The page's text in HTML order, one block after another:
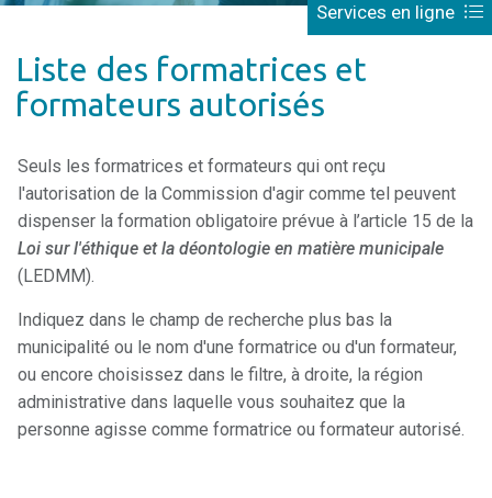
Services en ligne
Liste des formatrices et
formateurs autorisés
Seuls les formatrices et formateurs qui ont reçu
l'autorisation de la Commission d'agir comme tel peuvent
dispenser la formation obligatoire prévue à l’article 15 de la
Loi sur l'éthique et la déontologie en matière municipale
(LEDMM).
Indiquez dans le champ de recherche plus bas la
municipalité ou le nom d'une formatrice ou d'un formateur,
ou encore choisissez dans le filtre, à droite, la région
administrative dans laquelle vous souhaitez que la
personne agisse comme formatrice ou formateur autorisé.